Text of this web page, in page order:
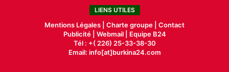
LIENS UTILES
Mentions Légales | Charte groupe | Contact
Publicité| Webmail |
Equipe B24
Tél : +( 226) 25-33-38-30
Email: info[at]burkina24.com